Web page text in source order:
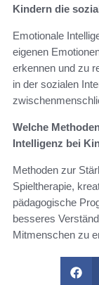
Kindern die
Emotionale
eigenen
erkennen und zu
in der sozialen
Welche
Intelligenz bei
Methoden zur
Spieltherapie,
pädagogische
besseres
Mitmenschen zu